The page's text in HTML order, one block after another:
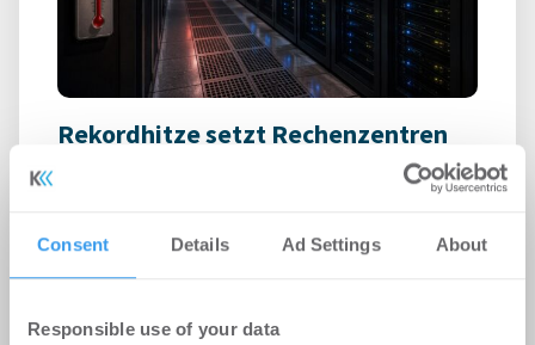
Consent Details Ad Settings About
Responsible use of your data
Rekordhitze setzt Rechenzentren
Anhaltende Hitze wird zum Risiko für
den ...